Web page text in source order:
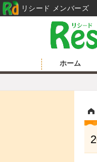
ホーム
リシード メンバーズ